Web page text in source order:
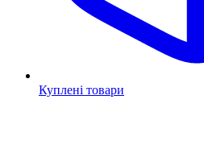
Куплені товари